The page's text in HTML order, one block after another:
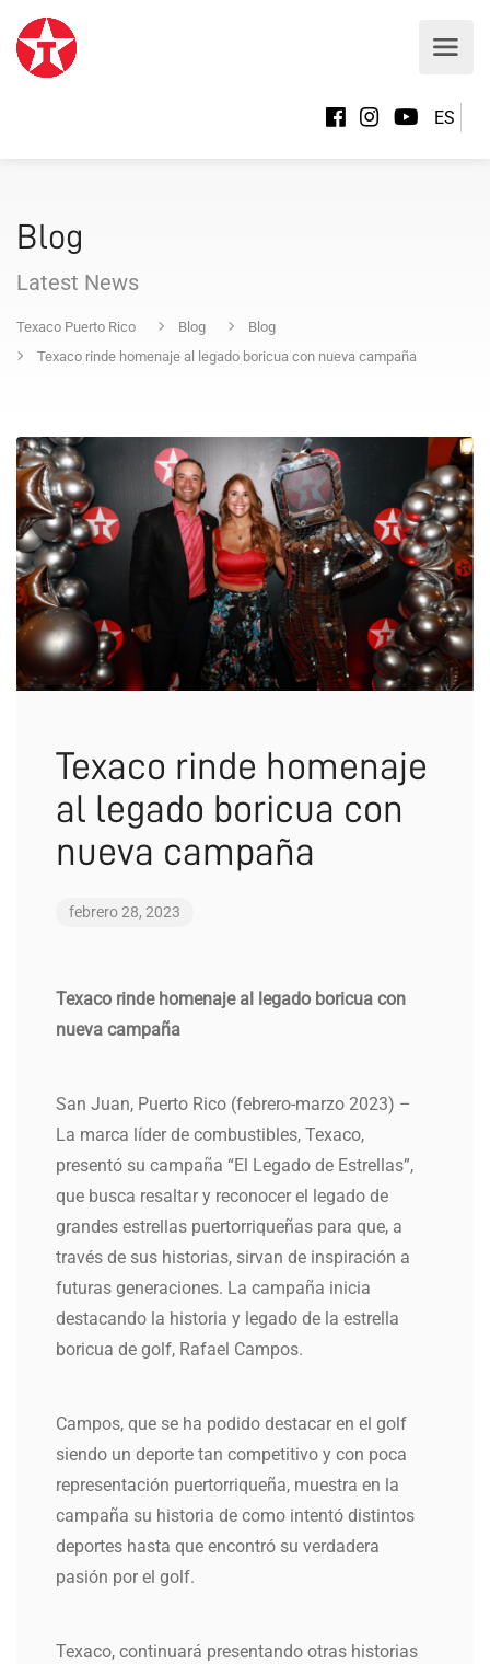
ES
Blog
Latest News
Texaco Puerto Rico Blog
Blog
Texaco rinde homenaje al legado boricua con nueva campaña
Texaco rinde homenaje
al legado boricua con
nueva campaña
febrero 28, 2023
Texaco rinde homenaje al legado boricua con
nueva campaña
San Juan, Puerto Rico (febrero-marzo 2023) –
La marca líder de combustibles, Texaco,
presentó su campaña “El Legado de Estrellas”,
que busca resaltar y reconocer el legado de
grandes estrellas puertorriqueñas para que, a
través de sus historias, sirvan de inspiración a
futuras generaciones. La campaña inicia
destacando la historia y legado de la estrella
boricua de golf, Rafael Campos.
Campos, que se ha podido destacar en el golf
siendo un deporte tan competitivo y con poca
representación puertorriqueña, muestra en la
campaña su historia de como intentó distintos
deportes hasta que encontró su verdadera
pasión por el golf.
Texaco, continuará presentando otras historias